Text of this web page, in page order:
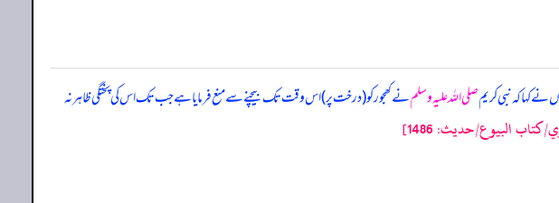
نے کہا کہنبی کریمصلی اللہ علیہ وسلمنے کھجور کو (درخت پر) اس وقت تک بیچنے سے منع فرمایا ہے جب تک اس کی پختگی ظاہر نہ
البيوع/حدیث: 1486]